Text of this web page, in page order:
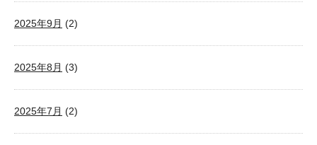
2025年9月 (2)
2025年8月 (3)
2025年7月 (2)